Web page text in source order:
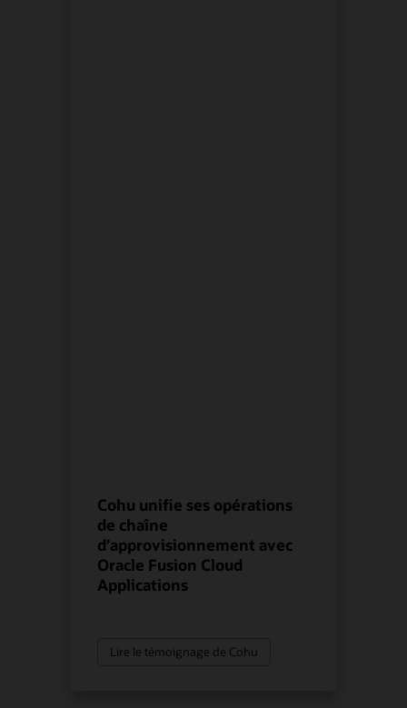
Cohu unifie ses opérations
de chaîne
d’approvisionnement avec
Oracle Fusion Cloud
Applications
Lire le témoignage de Cohu